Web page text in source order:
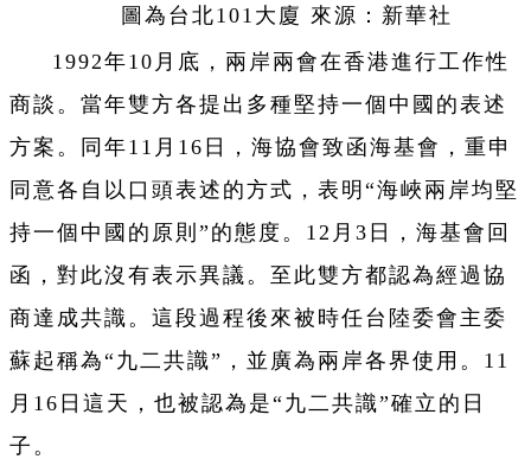
圖為台北101大廈 來源：新華社
1992年10月底，兩岸兩會在香港進行工作性
商談。當年雙方各提出多種堅持一個中國的表述
方案。同年11月16日，海協會致函海基會，重申
同意各自以口頭表述的方式，表明“海峽兩岸均堅
持一個中國的原則”的態度。12月3日，海基會回
函，對此沒有表示異議。至此雙方都認為經過協
商達成共識。這段過程後來被時任台陸委會主委
蘇起稱為“九二共識”，並廣為兩岸各界使用。11
月16日這天，也被認為是“九二共識”確立的日
子。